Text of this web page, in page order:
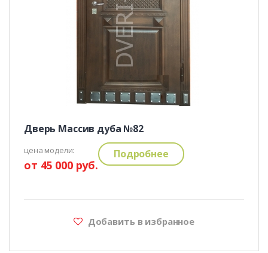
Дверь Массив дуба №82
цена модели:
от 45 000 руб.
Подробнее
Добавить в избранное